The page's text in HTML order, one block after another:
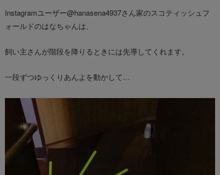
Instagramユーザー@hanasena4937さん家のスコティッシュフ
ォールドのはなちゃんは、
飼い主さんが階段を降りるときには先導してくれます。
一段ずつゆっくりあんよを動かして…